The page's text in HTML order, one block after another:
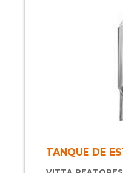
de peças
TANQUE DE